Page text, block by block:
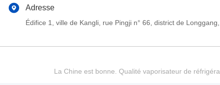
Adresse
Édifice 1, ville de Kangli, rue Pingji n° 66, district de
La Chine est bonne. Qualité vaporisateur de